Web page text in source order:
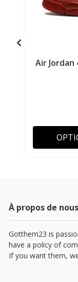
Air Jordan
À propos de nous
Gotthem23 is
have a policy of
If you want them,